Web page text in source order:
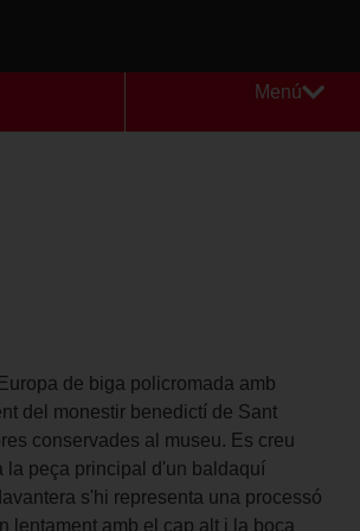
Menú
de biga policromada amb
del monestir benedictí de Sant
conservades al museu. Es creu
la peça principal d'un baldaquí
s'hi representa una processó
lentament amb el cap alt i la boca